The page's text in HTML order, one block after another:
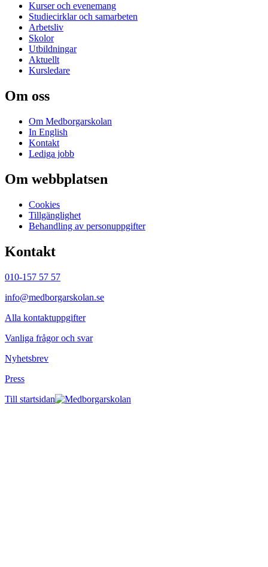
Kurser och evenemang
Studiecirklar och samarbeten
Arbetsliv
Skolor
Utbildningar
Aktuellt
Kursledare
Om oss
Om Medborgarskolan
In English
Kontakt
Lediga jobb
Om webbplatsen
Cookies
Tillgänglighet
Behandling av personuppgifter
Kontakt
010-157 57 57
info@medborgarskolan.se
Alla kontaktuppgifter
Vanliga frågor och svar
Nyhetsbrev
Press
Till startsidan